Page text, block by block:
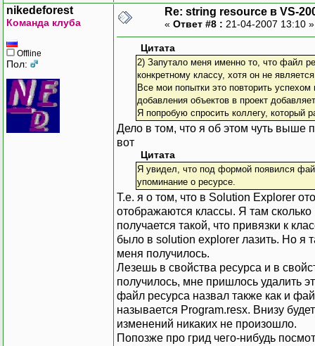
nikedeforest
Команда клуба
Offline
Пол:
Re: string resource в VS-
« Ответ #8 : 21-04-2007 13:10
Цитата
2) Запутало меня именно то, что файл
конкретному классу, хотя он не
Все мои попытки это повторить
добавления объектов в проект
Я попробую спросить коллегу, который
Дело в том, что я об этом чуть выше
вот
Цитата
Я увидел, что под формой появился
упоминание о ресурсе.
Т.е. я о том, что в Solution Explorer
отображаются классы. Я там сколько
получается такой, что привязки к
было в solution explorer лазить. Но я
меня получилось.
Лезешь в свойства ресурса и в
получилось, мне пришлось удалить
файл ресурса назвал также как и
называется Program.resx. Внизу
изменений никаких не произошло.
Попозже про грид чего-нибудь